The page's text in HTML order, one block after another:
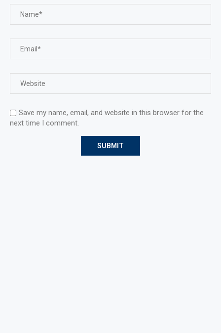
Save my name, email, and website in this browser for the
next time I comment.